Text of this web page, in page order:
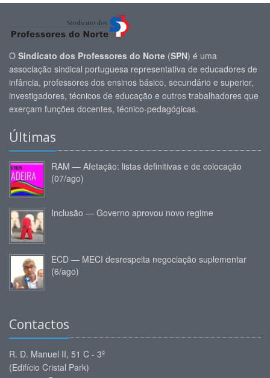
O Sindicato dos Professores do Norte (SPN) é uma
associação sindical portuguesa representativa de educadores de
infância, professores dos ensinos básico, secundário e superior,
investigadores, técnicos de educação e outros trabalhadores que
exerçam funções docentes, técnico-pedagógicas.
Últimas
RAM — Afetação: listas definitivas e de colocação
(07/ago)
Inclusão — Governo aprovou novo regime
ECD — MECI desrespeita negociação suplementar
(6/ago)
Contactos
R. D. Manuel II, 51 C - 3º
(Edifício Cristal Park)